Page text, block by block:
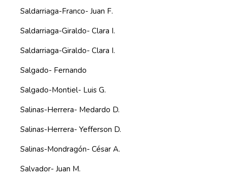
Saldarriaga-Franco- Juan F.
Saldarriaga-Giraldo- Clara I.
Saldarriaga-Giraldo- Clara I.
Salgado- Fernando
Salgado-Montiel- Luis G.
Salinas-Herrera- Medardo D.
Salinas-Herrera- Yefferson D.
Salinas-Mondragón- César A.
Salvador- Juan M.